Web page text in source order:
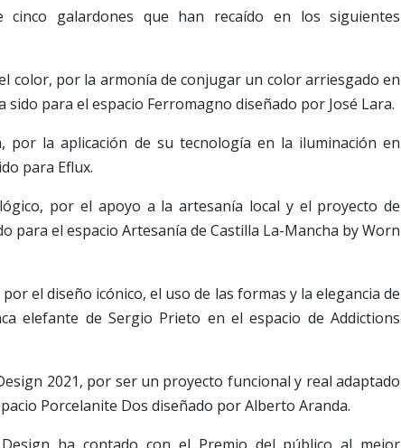
galardones que han recaído en los siguientes
color, por la armonía de conjugar un color arriesgado en
para el espacio Ferromagno diseñado por José Lara.
por la aplicación de su tecnología en la iluminación en
para Eflux.
por el apoyo a la artesanía local y el proyecto de
para el espacio Artesanía de Castilla La-Mancha by Worn
el diseño icónico, el uso de las formas y la elegancia de
elefante de Sergio Prieto en el espacio de Addictions
2021, por ser un proyecto funcional y real adaptado
Porcelanite Dos diseñado por Alberto Aranda.